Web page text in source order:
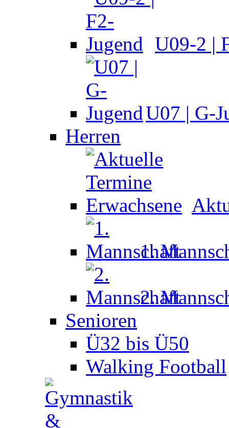
U09-2 |
U07 | G-
Herren
1.
2.
Senioren
Ü32 bis Ü50
Walking Football